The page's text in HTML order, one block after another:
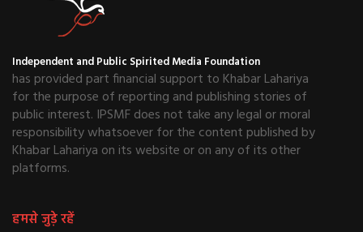
Independent and Public Spirited Media Foundation
has provided part financial support to Khabar Lahariya
for the purpose of reporting and publishing stories of
public interest. IPSMF does not take any legal or moral
responsibility whatsoever for the content published by
Khabar Lahariya on its website or on any of its other
platforms.
हमसे जुड़े रहें